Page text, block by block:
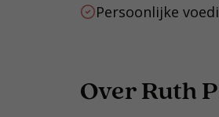
Persoonlijke
Over Ruth